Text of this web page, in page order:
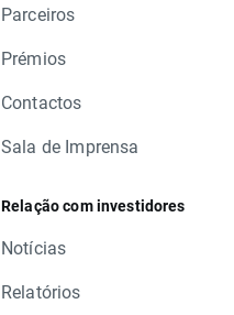
Parceiros
Prémios
Contactos
Sala de Imprensa
Relação com investidores
Notícias
Relatórios